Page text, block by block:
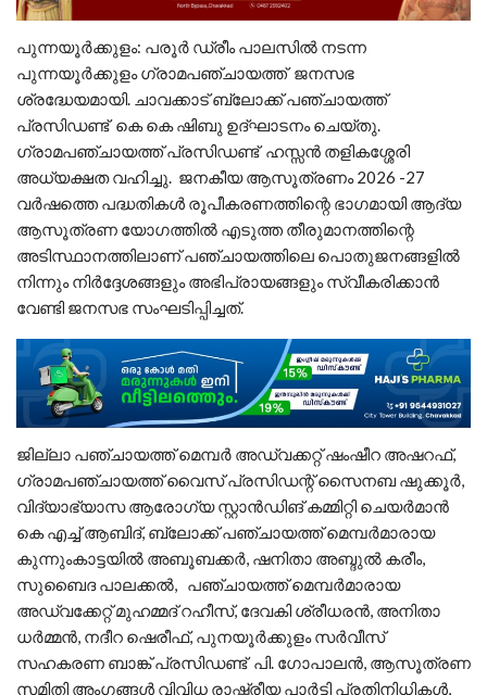
പുന്നയൂർക്കുളം: പരൂർ ഡ്രീം പാലസിൽ നടന്ന
പുന്നയൂർക്കുളം ഗ്രാമപഞ്ചായത്ത് ജനസഭ
ശ്രദ്ധേയമായി. ചാവക്കാട് ബ്ലോക്ക് പഞ്ചായത്ത്
പ്രസിഡണ്ട് കെ കെ ഷിബു ഉദ്ഘാടനം ചെയ്തു.
ഗ്രാമപഞ്ചായത്ത് പ്രസിഡണ്ട് ഹസ്സൻ തളികശ്ശേരി
അധ്യക്ഷത വഹിച്ചു. ജനകീയ ആസൂത്രണം 2026 -27
വർഷത്തെ പദ്ധതികൾ രൂപീകരണത്തിന്റെ ഭാഗമായി ആദ്യ
ആസൂത്രണ യോഗത്തിൽ എടുത്ത തീരുമാനത്തിന്റെ
അടിസ്ഥാനത്തിലാണ് പഞ്ചായത്തിലെ പൊതുജനങ്ങളിൽ
നിന്നും നിർദ്ദേശങ്ങളും അഭിപ്രായങ്ങളും സ്വീകരിക്കാൻ
വേണ്ടി ജനസഭ സംഘടിപ്പിച്ചത്.
ജില്ലാ പഞ്ചായത്ത് മെമ്പർ അഡ്വക്കറ്റ് ഷംഷീറ അഷറഫ്,
ഗ്രാമപഞ്ചായത്ത് വൈസ് പ്രസിഡന്റ് സൈനബ ഷുക്കൂർ,
വിദ്യാഭ്യാസ ആരോഗ്യ സ്റ്റാൻഡിങ് കമ്മിറ്റി ചെയർമാൻ
കെ എച്ച് ആബിദ്, ബ്ലോക്ക് പഞ്ചായത്ത് മെമ്പർമാരായ
കുന്നുംകാട്ടയിൽ അബൂബക്കർ, ഷനിതാ അബ്ദുൽ കരീം,
സുബൈദ പാലക്കൽ, പഞ്ചായത്ത് മെമ്പർമാരായ
അഡ്വക്കേറ്റ് മുഹമ്മദ് റഹീസ്, ദേവകി ശ്രീധരൻ, അനിതാ
ധർമ്മൻ, നദീറ ഷെരീഫ്, പുനയൂർക്കുളം സർവീസ്
സഹകരണ ബാങ്ക് പ്രസിഡണ്ട് പി. ഗോപാലൻ, ആസൂത്രണ
സമിതി അംഗങ്ങൾ വിവിധ രാഷ്ട്രീയ പാർട്ടി പ്രതിനിധികൾ,